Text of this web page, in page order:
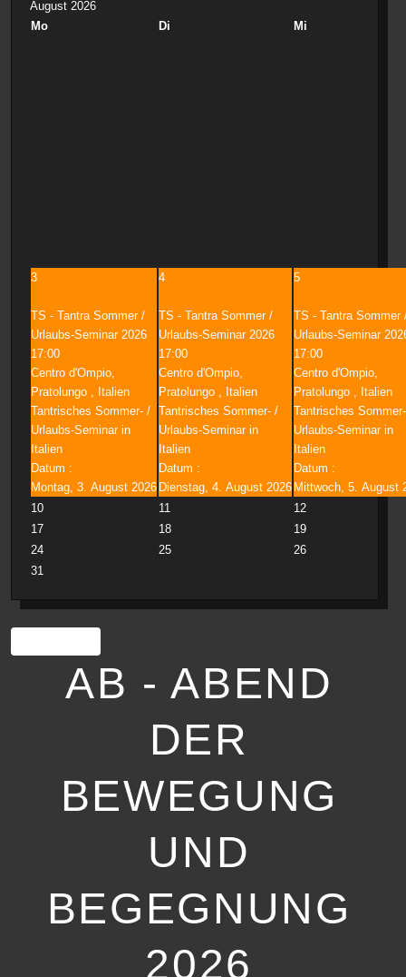
August 2026
Mo
Di Mi
3
TS - Tantra Sommer /
Urlaubs-Seminar 2026
17:00
Centro d'Ompio,
Pratolungo , Italien
Tantrisches Sommer- /
Urlaubs-Seminar in
Italien
Datum :
Montag, 3. August 2026
4
TS - Tantra Sommer /
Urlaubs-Seminar 2026
17:00
Centro d'Ompio,
Pratolungo , Italien
Tantrisches Sommer- /
Urlaubs-Seminar in
Italien
Datum :
Dienstag, 4. August 2026
5
TS - Tantra Sommer
Urlaubs-Seminar
17:00
Centro d'Ompio,
Pratolungo , Italien
Tantrisches
Urlaubs-Seminar in
Italien
Datum :
Mittwoch, 5. August
10
11
12
17
18
19
24
25
26
31
AB - ABEND
DER
BEWEGUNG
UND
BEGEGNUNG
2026